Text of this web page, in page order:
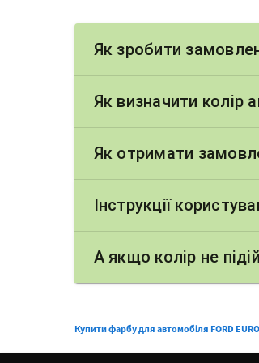
Як зробити
Як визначити колір
Як отримати
Інструкції
А якщо колір не
Купити фарбу для автомобіля FORD